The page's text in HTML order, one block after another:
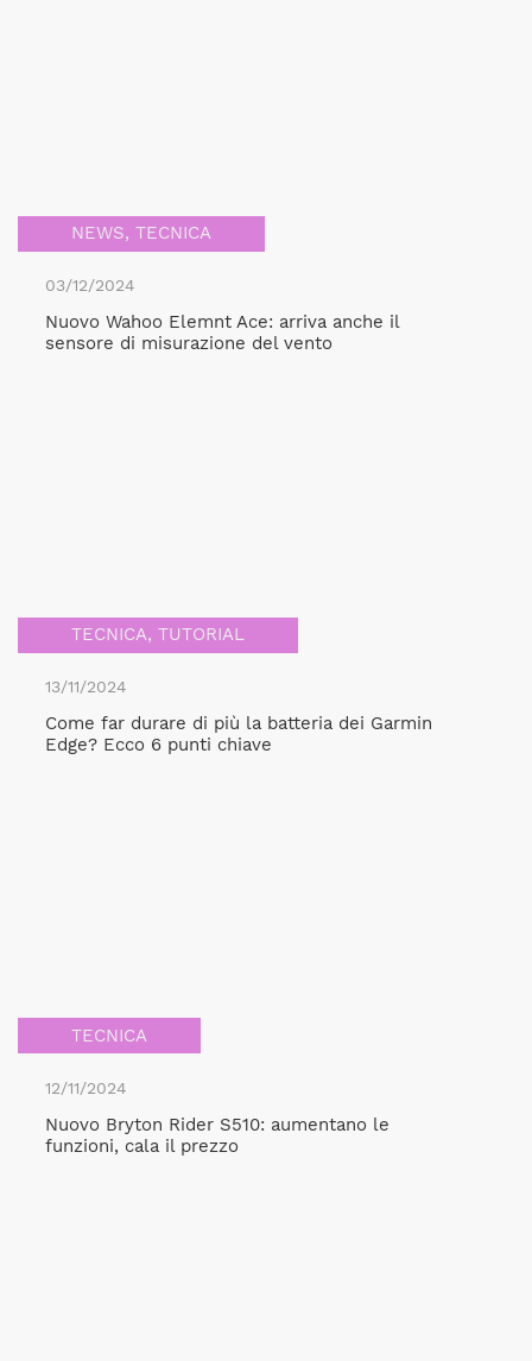
NEWS, TECNICA
03/12/2024
Nuovo Wahoo Elemnt Ace: arriva anche il
sensore di misurazione del vento
TECNICA, TUTORIAL
13/11/2024
Come far durare di più la batteria dei Garmin
Edge? Ecco 6 punti chiave
TECNICA
12/11/2024
Nuovo Bryton Rider S510: aumentano le
funzioni, cala il prezzo